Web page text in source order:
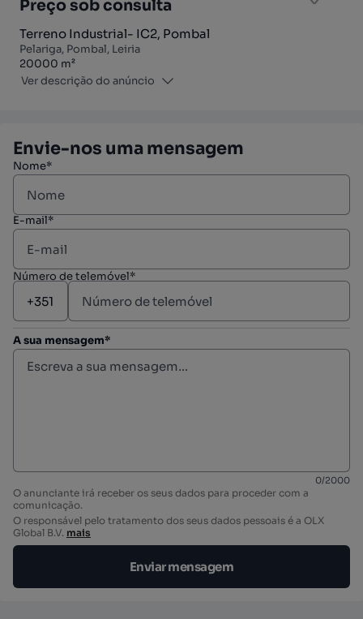
Preço sob consulta
Terreno Industrial- IC2, Pombal
Pelariga, Pombal, Leiria
Zona
20000 m²
Ver descrição do anúncio
Envie-nos uma mensagem
Nome*
E-mail*
Número de telemóvel*
A sua mensagem*
0/2000
O anunciante irá receber os seus dados para proceder com a
comunicação.
O responsável pelo tratamento dos seus dados pessoais é a OLX
Global B.V. mais
Enviar mensagem